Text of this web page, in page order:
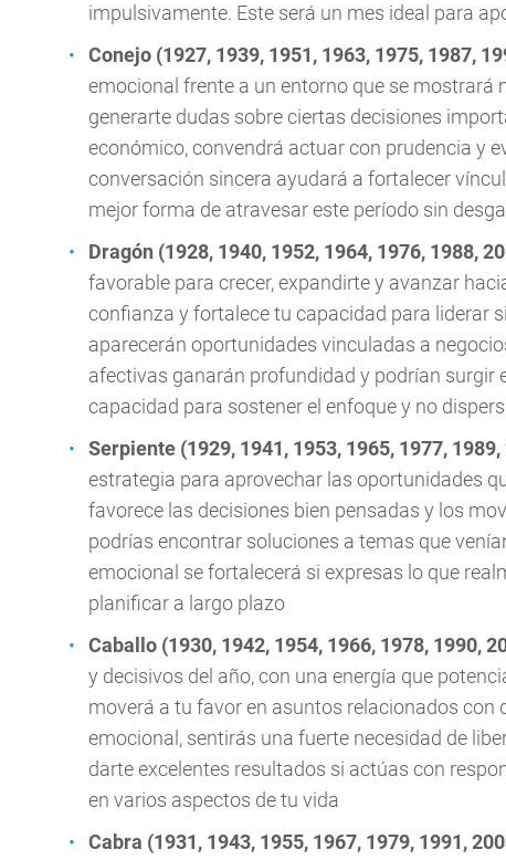
impulsivamente. Este será un mes ideal para
Conejo (1927, 1939, 1951, 1963, 1975, 1987,
emocional frente a un entorno que se mostrará
generarte dudas sobre ciertas decisiones
económico, convendrá actuar con prudencia y
conversación sincera ayudará a fortalecer
mejor forma de atravesar este período sin
Dragón (1928, 1940, 1952, 1964, 1976, 1988,
favorable para crecer, expandirte y avanzar
confianza y fortalece tu capacidad para liderar
aparecerán oportunidades vinculadas a
afectivas ganarán profundidad y podrían surgir
capacidad para sostener el enfoque y no
Serpiente (1929, 1941, 1953, 1965, 1977,
estrategia para aprovechar las oportunidades
favorece las decisiones bien pensadas y los
podrías encontrar soluciones a temas que
emocional se fortalecerá si expresas lo que
planificar a largo plazo
Caballo (1930, 1942, 1954, 1966, 1978, 1990,
y decisivos del año, con una energía que
moverá a tu favor en asuntos relacionados con
emocional, sentirás una fuerte necesidad de
darte excelentes resultados si actúas con
en varios aspectos de tu vida
Cabra (1931, 1943, 1955, 1967, 1979, 1991,